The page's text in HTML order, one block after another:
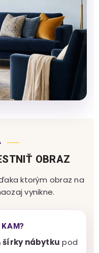
OBRAZ
ktorým obraz na
vynikne.
šírky nábytku pod